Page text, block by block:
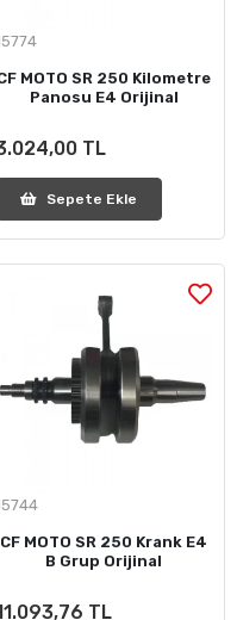
MOTO SR 250 Kilometre
Panosu E4 Orijinal
TL
Sepete Ekle
CF MOTO SR 250 Krank E4
B Grup Orijinal
TL